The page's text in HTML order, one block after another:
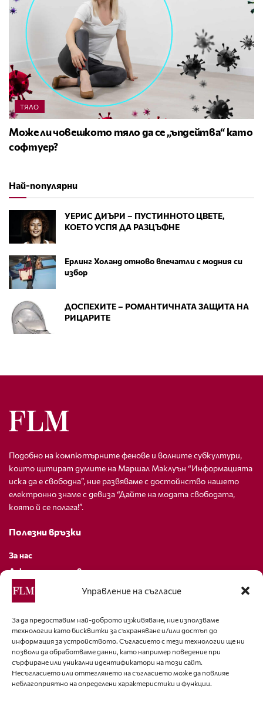
Управление на съгласие
За да предоставим най-доброто изживяване, ние използваме
технологии като бисквитки за съхраняване и/или достъп до
информация за устройството. Съгласието с тези технологии ще ни
позволи да обработваме данни, като например поведение при
сърфиране или уникални идентификатори на този сайт.
Несъгласието или оттеглянето на съгласието може да повлияе
неблагоприятно на определени характеристики и функции.
ТЯЛО
Може ли човешкото тяло да се „ъпдейтва“ като
софтуер?
Най-популярни
УЕРИС ДИЪРИ – ПУСТИННОТО ЦВЕТЕ,
КОЕТО УСПЯ ДА РАЗЦЪФНЕ
Ерлинг Холанд отново впечатли с модния си
избор
ДОСПЕХИТЕ – РОМАНТИЧНАТА ЗАЩИТА НА
РИЦАРИТЕ
Подобно на компютърните фенове и волните субкултури,
които цитират думите на Маршал Маклуън “Информацията
иска да е свободна”, ние развяваме с достойнство нашето
електронно знаме с девиза “Дайте на модата свободата,
която й се полага!”.
Полезни връзки
За нас
Декларация за поверителност
Политика за бисквитки
За контакти
editor@fashion-lifestyle.net
+359 88 227 33 47
Последвайте ни